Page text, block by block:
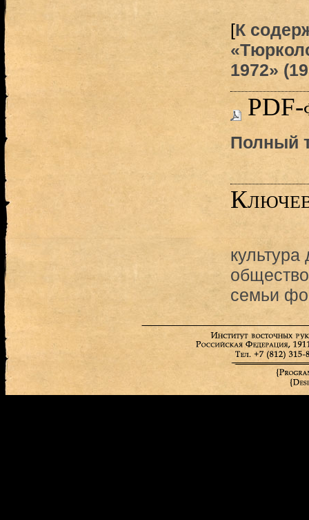
[К
1972»
PDF-
Полный
семьи